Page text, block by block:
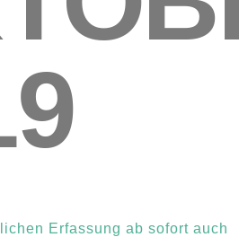
Erfassung ab sofort auch